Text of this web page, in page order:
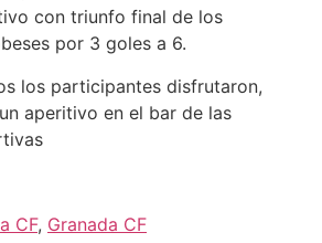
con triunfo final de los
por 3 goles a 6.
los participantes disfrutaron,
aperitivo en el bar de las
CF, Granada CF